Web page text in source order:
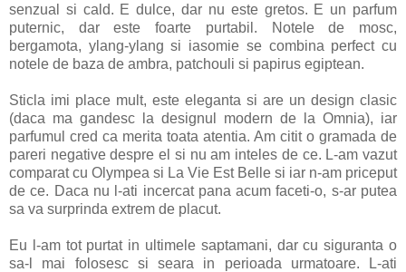
senzual si cald. E dulce, dar nu este gretos. E un parfum
puternic, dar este foarte purtabil. Notele de mosc,
bergamota, ylang-ylang si iasomie se combina perfect cu
notele de baza de ambra, patchouli si papirus egiptean.
Sticla imi place mult, este eleganta si are un design clasic
(daca ma gandesc la designul modern de la Omnia), iar
parfumul cred ca merita toata atentia. Am citit o gramada de
pareri negative despre el si nu am inteles de ce. L-am vazut
comparat cu Olympea si La Vie Est Belle si iar n-am priceput
de ce. Daca nu l-ati incercat pana acum faceti-o, s-ar putea
sa va surprinda extrem de placut.
Eu l-am tot purtat in ultimele saptamani, dar cu siguranta o
sa-l mai folosesc si seara in perioada urmatoare. L-ati